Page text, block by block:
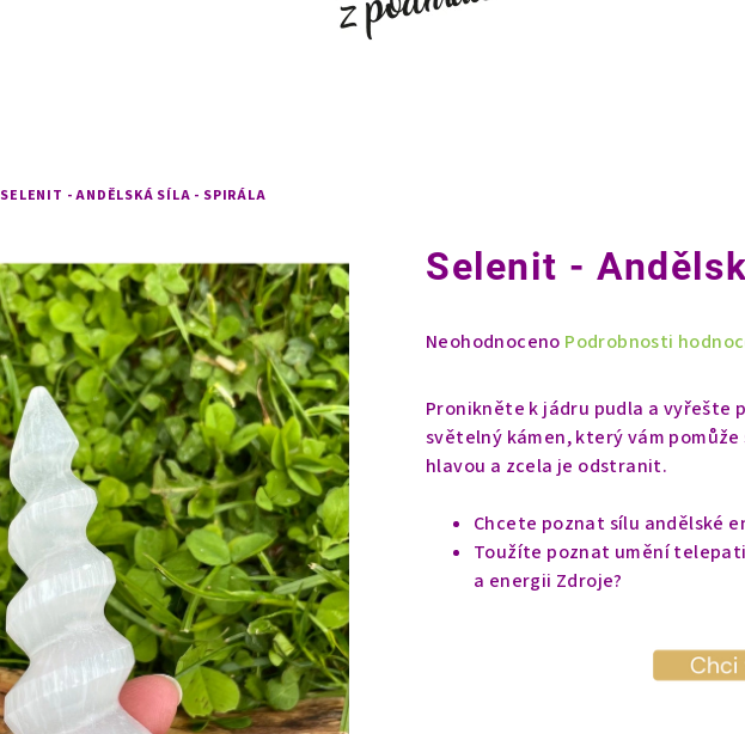
SELENIT - ANDĚLSKÁ SÍLA - SPIRÁLA
Selenit -
Průměrné
produktu
0,0
hvězdiček.
Neohodnoceno Podrobnosti
Pronikněte k jádru pudla a vyřešte
světelný kámen, který vám
hlavou a zcela je odstranit.
Chcete poznat sílu andělské
Toužíte poznat umění
a energii Zdroje?